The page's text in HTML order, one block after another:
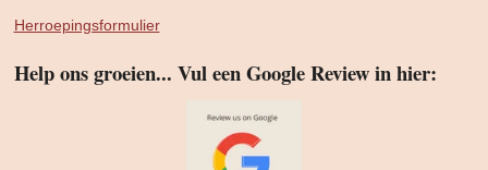
Herroepingsformulier
Help ons groeien... Vul een Google Review in hier: